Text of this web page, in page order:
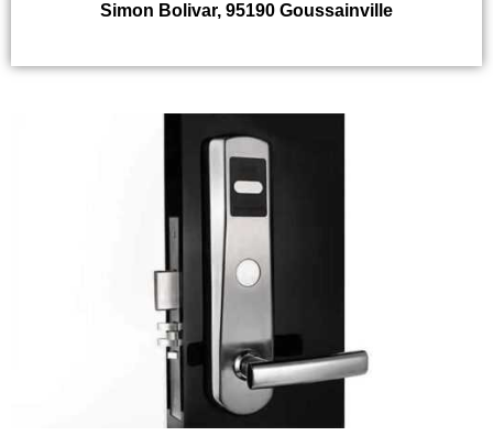
Simon Bolivar, 95190 Goussainville